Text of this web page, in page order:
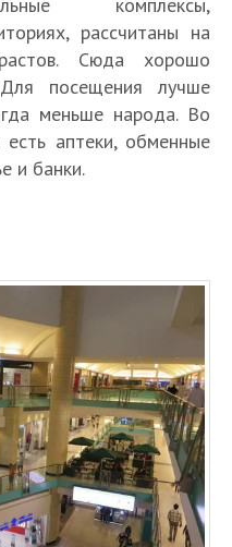
рассчитаны на
Сюда хорошо
посещения лучше
меньше народа. Во
есть аптеки, обменные
и банки.